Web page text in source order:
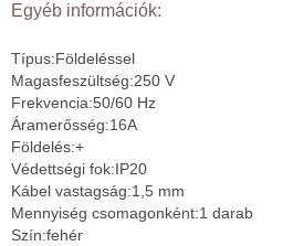
Egyéb információk:
Típus:Földeléssel
Magasfeszültség:250 V
Frekvencia:50/60 Hz
Áramerősség:16A
Földelés:+
Védettségi fok:IP20
Kábel vastagság:1,5 mm
Mennyiség csomagonként:1 darab
Szín:fehér